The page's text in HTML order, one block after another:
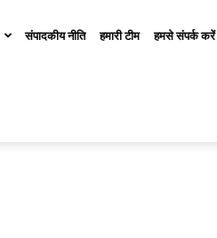
संपादकीय नीति हमारी टीम हमसे संपर्क करें